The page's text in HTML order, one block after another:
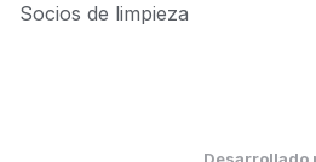
Socios de limpieza